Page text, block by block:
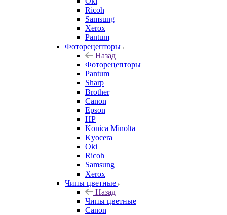
Ricoh
Samsung
Xerox
Pantum
Фоторецепторы
Назад
Фоторецепторы
Pantum
Sharp
Brother
Canon
Epson
HP
Konica Minolta
Kyocera
Oki
Ricoh
Samsung
Xerox
Чипы цветные
Назад
Чипы цветные
Canon